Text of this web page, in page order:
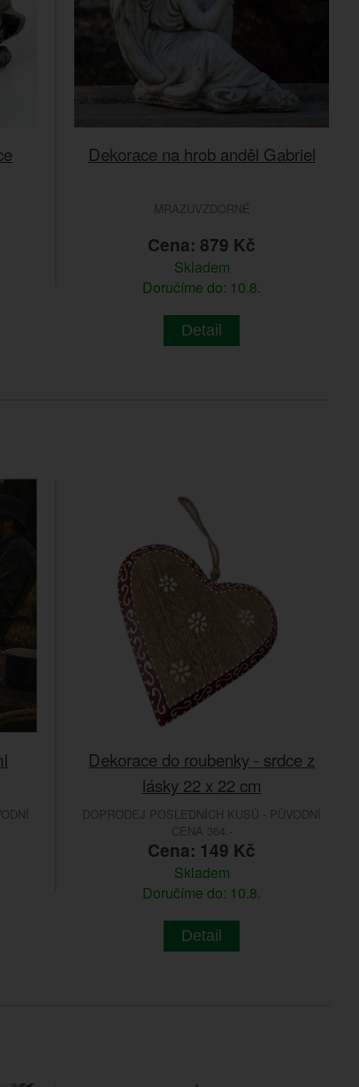
Dekorace na hrob anděl Gabriel
MRAZUVZDORNÉ
Cena: 879 Kč
Skladem
Doručíme do: 10.8.
Detail
Dekorace do roubenky - srdce z
lásky 22 x 22 cm
DOPRODEJ POSLEDNÍCH KUSŮ - PŮVODNÍ
CENA 364.-
Cena: 149 Kč
Skladem
Doručíme do: 10.8.
Detail